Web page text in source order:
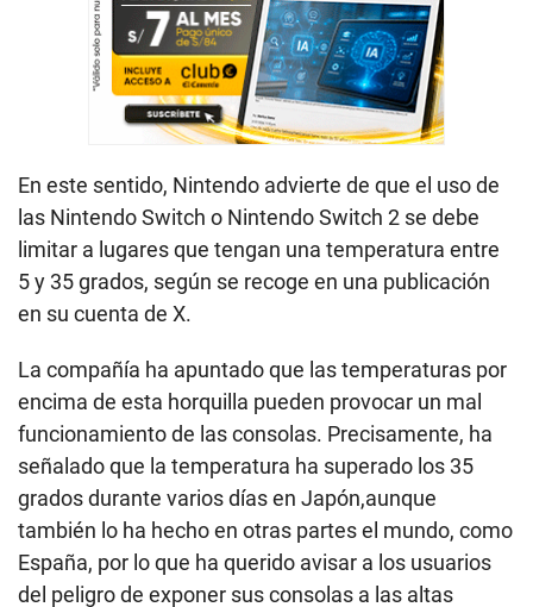
En este sentido, Nintendo advierte de que el uso de
las Nintendo Switch o Nintendo Switch 2 se debe
limitar a lugares que tengan una temperatura entre
5 y 35 grados, según se recoge en una publicación
en su cuenta de X.
La compañía ha apuntado que las temperaturas por
encima de esta horquilla pueden provocar un mal
funcionamiento de las consolas. Precisamente, ha
señalado que la temperatura ha superado los 35
grados durante varios días en Japón,aunque
también lo ha hecho en otras partes el mundo, como
España, por lo que ha querido avisar a los usuarios
del peligro de exponer sus consolas a las altas